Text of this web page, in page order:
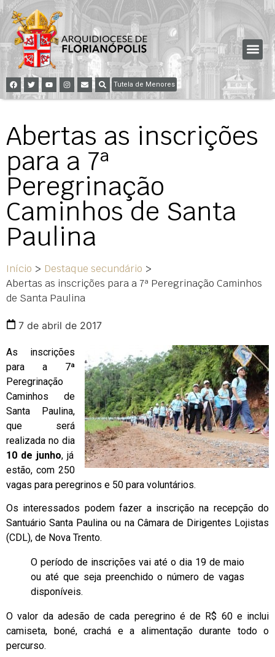
Tutela de Menores
Abertas as inscrições
para a 7ª
Peregrinação
Caminhos de Santa
Paulina
Início > Destaque secundário >
Abertas as inscrições para a 7ª Peregrinação Caminhos
de Santa Paulina
7 de abril de 2017
As inscrições
para a 7ª
Peregrinação
Caminhos de
Santa Paulina,
que será
realizada no dia
10 de junho, já
estão, com 250
vagas para peregrinos e 50 para voluntários.
Os interessados podem fazer a inscrição na recepção do
Santuário Santa Paulina ou na Câmara de Dirigentes Lojistas
(CDL), de Nova Trento.
O período de inscrições vai até o dia 19 de maio
ou até que seja preenchido o número de vagas
disponíveis.
O valor da adesão de cada peregrino é de R$ 60 e inclui
camiseta, boné, crachá e a alimentação durante todo o
percurso.